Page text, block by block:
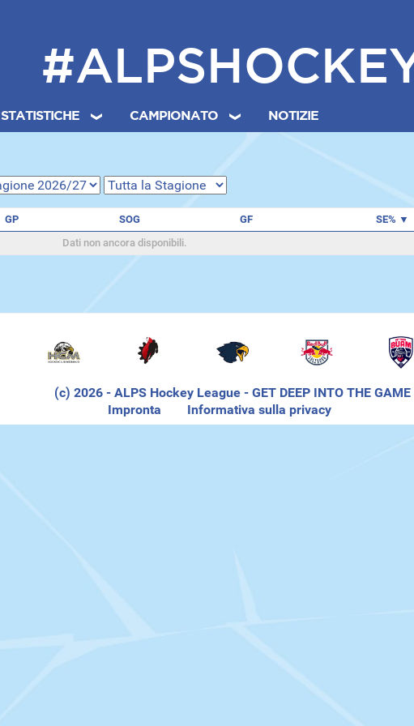
STATISTICHE CAMPIONATO NOTIZIE
GP SOG GF
SE%
Dati non ancora disponibili.
(c) 2026 - ALPS Hockey League - GET DEEP INTO THE GAME
Impronta
Informativa sulla privacy